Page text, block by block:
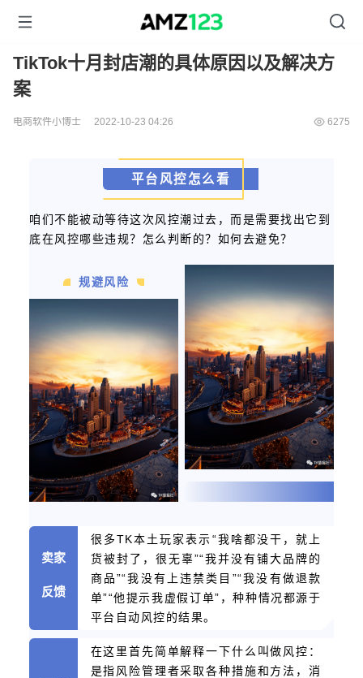
TikTok十月封店潮的具体原因以及解决方
案
电商软件小博士 2022-10-23 04:26 6275
平台风控怎么看
咱们不能被动等待这次风控潮过去，而是需要找出它到
底在风控哪些违规？怎么判断的？如何去避免？
规避风险
卖家
反馈
很多TK本土玩家表示“我啥都没干，就上
货被封了，很无辜”“我并没有铺大品牌的
商品”“我没有上违禁类目”“我没有做退款
单”“他提示我虚假订单”，种种情况都源于
平台自动风控的结果。
在这里首先简单解释一下什么叫做风控：
是指风险管理者采取各种措施和方法，消